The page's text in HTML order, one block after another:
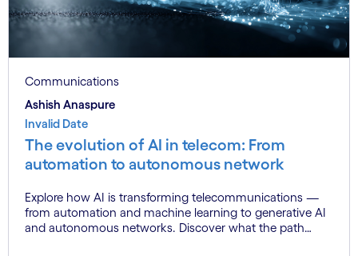
Communications
Ashish Anaspure
Invalid Date
The evolution of AI in telecom: From
automation to autonomous network
Explore how AI is transforming telecommunications —
from automation and machine learning to generative AI
and autonomous networks. Discover what the path